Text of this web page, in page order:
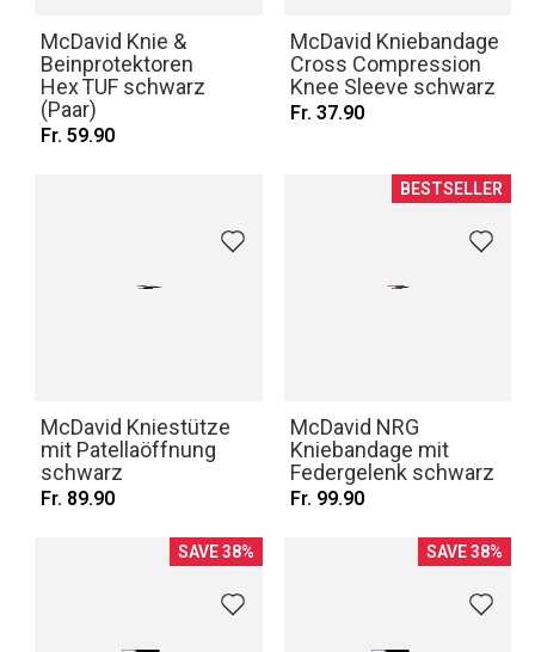
McDavid Knie &
Beinprotektoren
Hex TUF schwarz
(Paar)
Fr. 59.90
McDavid Kniebandage
Cross Compression
Knee Sleeve schwarz
Fr. 37.90
McDavid Kniestütze
mit Patellaöffnung
schwarz
Fr. 89.90
BESTSELLER
McDavid NRG
Kniebandage mit
Federgelenk schwarz
Fr. 99.90
SAVE 38% SAVE 38%